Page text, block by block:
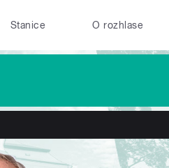
Stanice O rozhlase